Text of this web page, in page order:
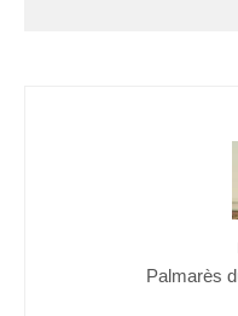
Palmarès